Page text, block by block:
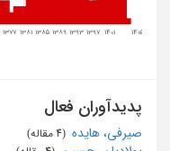
1377 1381 1385 1389 1393 1397 1401 1405
پدیدآوران فعال
صیرفی، هایده